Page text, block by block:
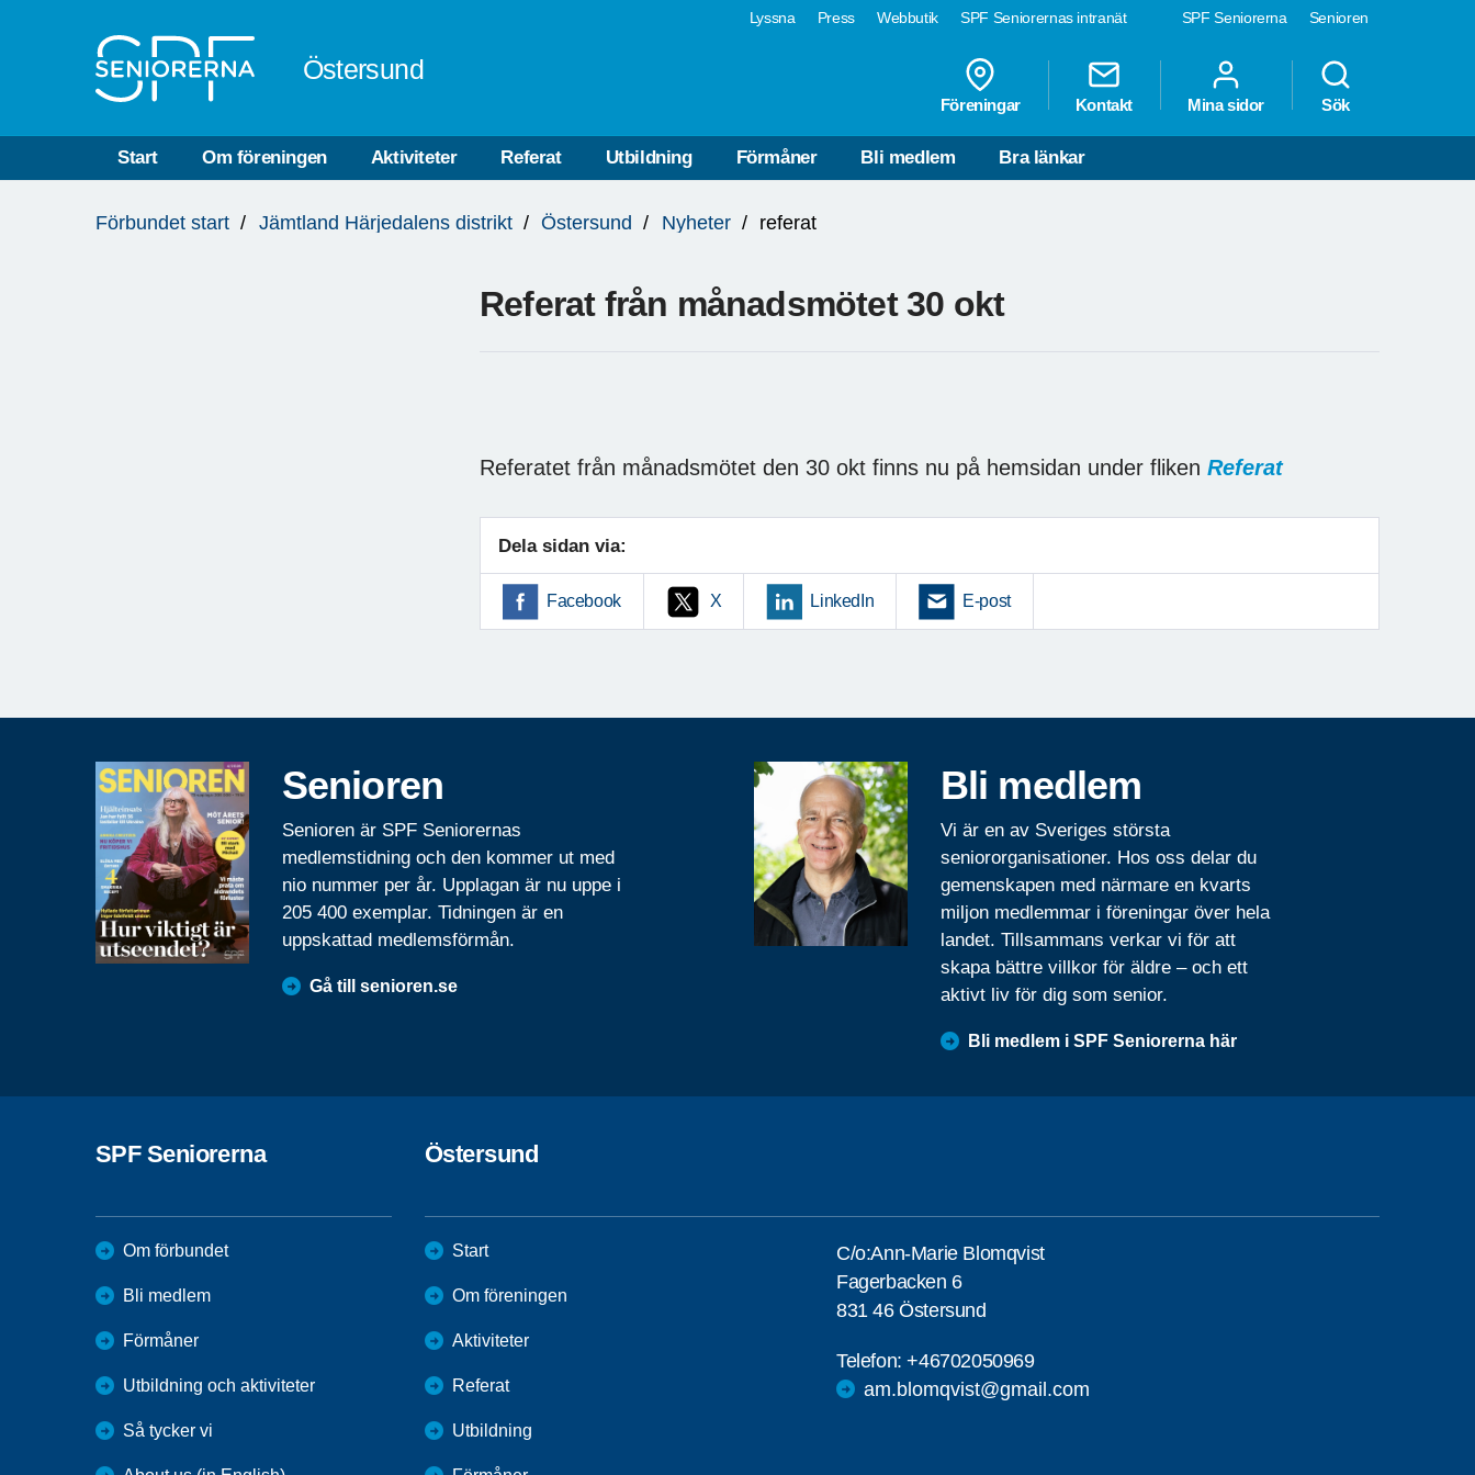
SPF Seniorerna Senioren
Lyssna Press Webbutik SPF Seniorernas intranät
Östersund
Föreningar Kontakt Mina sidor Sök
Start Om föreningen Aktiviteter Referat Utbildning Förmåner Bli medlem Bra länkar
är
Förbundet start Jämtland Härjedalens distrikt Östersund Nyheter referat
Referat från månadsmötet 30 okt
Referatet från månadsmötet den 30 okt finns nu på hemsidan under fliken Referat
Dela sidan via:
Facebook X LinkedIn E-post
Senioren
Senioren är SPF Seniorernas
medlemstidning och den kommer ut med
nio nummer per år. Upplagan är nu uppe i
205 400 exemplar. Tidningen är en
uppskattad medlemsförmån.
Gå till senioren.se
Bli medlem
Vi är en av Sveriges största
seniororganisationer. Hos oss delar du
gemenskapen med närmare en kvarts
miljon medlemmar i föreningar över hela
landet. Tillsammans verkar vi för att
skapa bättre villkor för äldre – och ett
aktivt liv för dig som senior.
Bli medlem i SPF Seniorerna här
SPF Seniorerna
Om förbundet
Bli medlem
Förmåner
Utbildning och aktiviteter
Så tycker vi
Östersund
Start
Om föreningen
Aktiviteter
Referat
Utbildning
C/o:Ann-Marie Blomqvist
Fagerbacken 6
831 46 Östersund
Telefon:+46702050969
am.blomqvist@gmail.com